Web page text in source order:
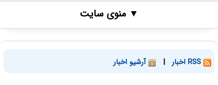
▼ منوی سایت
| آرشیو اخبار